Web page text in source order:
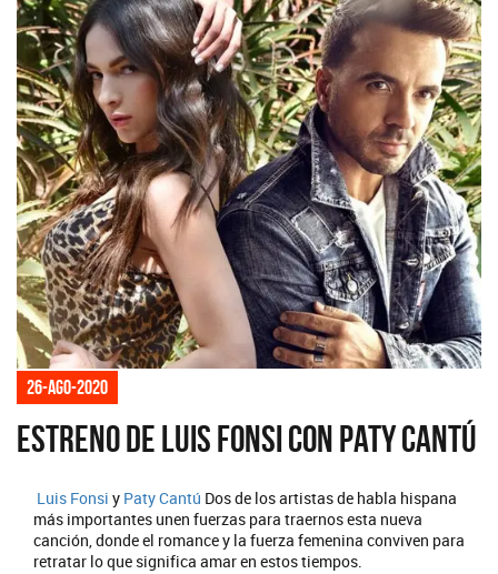
26-ago-2020
Estreno de Luis Fonsi con Paty Cantú
Luis Fonsi y Paty Cantú Dos de los artistas de habla hispana
más importantes unen fuerzas para traernos esta nueva
canción, donde el romance y la fuerza femenina conviven para
retratar lo que significa amar en estos tiempos.